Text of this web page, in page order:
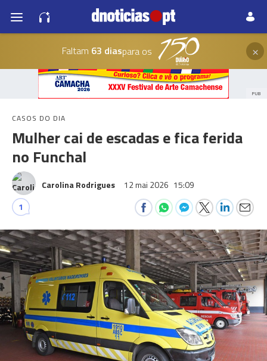
Faltam 63 diaspara os ×
PUB
CASOS DO DIA
Mulher cai de escadas e fica ferida
no Funchal
Carolina Rodrigues 12 mai 2026 15:09
1